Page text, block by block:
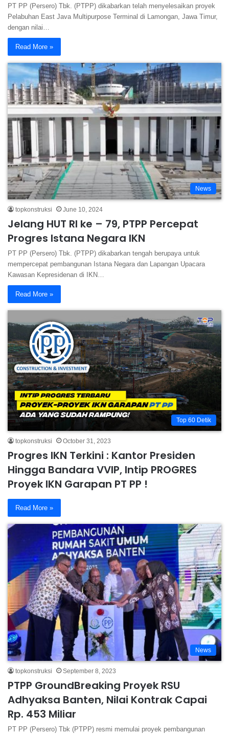
PT PP (Persero) Tbk. (PTPP) dikabarkan telah menyelesaikan proyek
Pelabuhan East Java Multipurpose Terminal di Lamongan, Jawa Timur,
dengan nilai…
Read More »
News
topkonstruksi June 10, 2024
Jelang HUT RI ke – 79, PTPP Percepat
Progres Istana Negara IKN
PT PP (Persero) Tbk. (PTPP) dikabarkan tengah berupaya untuk
mempercepat pembangunan Istana Negara dan Lapangan Upacara
Kawasan Kepresidenan di IKN…
Read More »
Top 60 Detik
topkonstruksi October 31, 2023
Progres IKN Terkini : Kantor Presiden
Hingga Bandara VVIP, Intip PROGRES
Proyek IKN Garapan PT PP !
Read More »
News
topkonstruksi September 8, 2023
PTPP GroundBreaking Proyek RSU
Adhyaksa Banten, Nilai Kontrak Capai
Rp. 453 Miliar
PT PP (Persero) Tbk (PTPP) resmi memulai proyek pembangunan